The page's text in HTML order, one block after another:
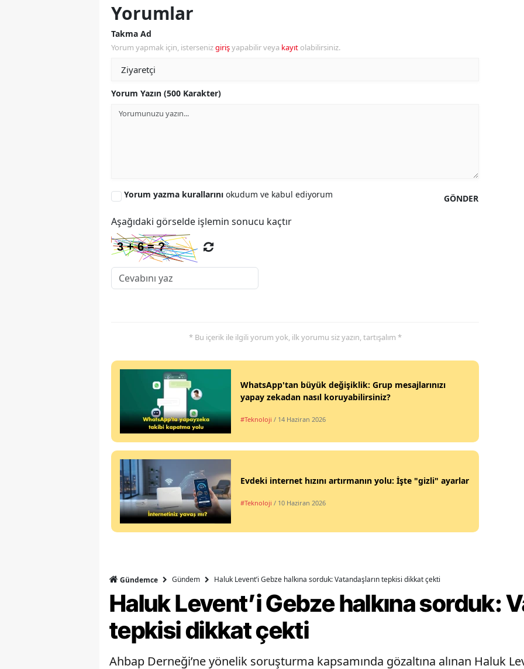
Bartın
Karabük
Düzce
Yorumlar
Takma Ad
Yorum yapmak için, istersenizgirişyapabilir veya kayıt olabilirsiniz.
Yorum Yazın (500 Karakter)
GÖNDER
Yorum yazma kurallarını okudum ve kabul ediyorum
Aşağıdaki görselde işlemin sonucu kaçtır
* Bu içerik ile ilgili yorum yok, ilk yorumu siz yazın, tartışalım *
WhatsApp'tan büyük değişiklik: Grup mesajlarınızı
yapay zekadan nasıl koruyabilirsiniz?
#Teknoloji / 14 Haziran 2026
Evdeki internet hızını artırmanın yolu: İşte "gizli" ayarlar
#Teknoloji / 10 Haziran 2026
Gündemce Gündem Haluk Levent’i Gebze halkına sorduk: Vatandaşların tepkisi dikkat çekti
Haluk Levent’i Gebze halkına sorduk:
tepkisi dikkat çekti
Ahbap Derneği’ne yönelik soruşturma kapsamında gözaltına alınan Haluk